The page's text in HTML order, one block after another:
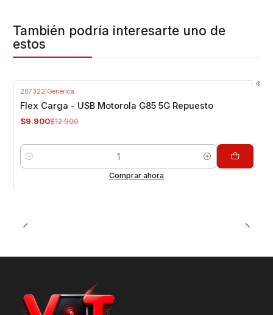
También podría interesarte uno de
estos
287322 Genérica
Flex Carga - USB Motorola G85 5G Repuesto
$9.900$12.900
Cantidad
Comprar ahora